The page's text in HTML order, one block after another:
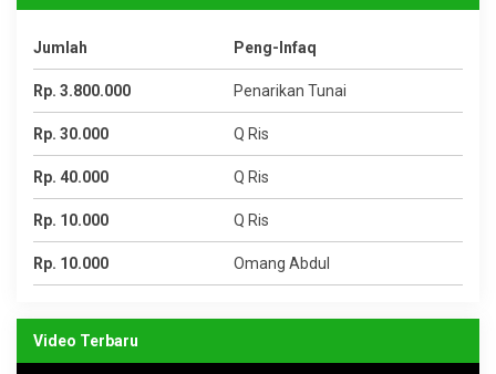
Jumlah Peng-Infaq
Rp. 3.800.000 Penarikan Tunai
Rp. 30.000 Q Ris
Rp. 40.000 Q Ris
Rp. 10.000 Q Ris
Rp. 10.000 Omang Abdul
Video Terbaru